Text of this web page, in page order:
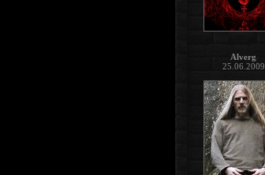
Alverg
25.06.2009